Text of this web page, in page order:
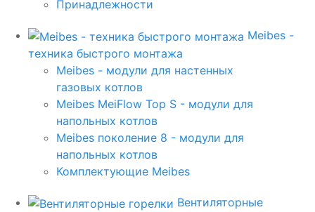
Принадлежности
Meibes -
техника быстрого монтажа
Meibes - модули для настенных
газовых котлов
Meibes MeiFlow Top S - модули для
напольных котлов
Meibes поколение 8 - модули для
напольных котлов
Комплектующие Meibes
Вентиляторные